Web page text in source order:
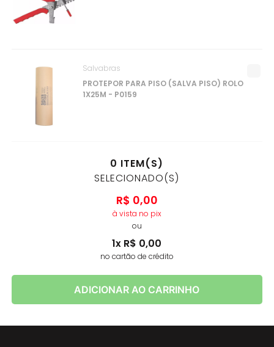
PROTEPOR PARA PISO (SALVA PISO) ROLO
1X25M - P0159
Salvabras
0 ITEM(S)
SELECIONADO(S)
R$ 0,00
à vista no pix
ou
1x R$ 0,00
no cartão de crédito
ADICIONAR AO CARRINHO